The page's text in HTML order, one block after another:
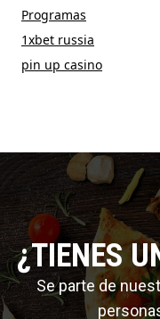
Programas
1xbet russia
pin up casino
¿TIENES
Se parte de